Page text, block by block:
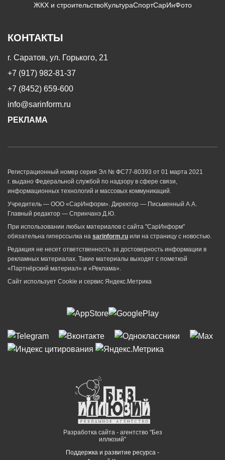
ЖКХ и строительствоКультураСпортСарИнФото
КОНТАКТЫ
г. Саратов, ул. Горького, 21
+7 (917) 982-81-37
+7 (8452) 659-600
info@sarinform.ru
РЕКЛАМА
Регистрационный номер серия Эл № ФС77-80393 от 01 марта 2021
г. выдано Федеральной службой по надзору в сфере связи,
информационных технологий и массовых коммуникаций.
Учредитель — ООО «СарИнформ». Директор — Письменный А.А.
Главный редактор — Спринчанэ Д.Ю.
При использовании любых материалов с сайта "СарИнформ"
обязательна гиперссылка на sarinform.ru или на страницу с новостью.
Редакция не несет ответственность за достоверность информации в
рекламных материалах. Такие материалы выходят с пометкой
«Партнёрский материал» и «Реклама».
Сайт использует Cookie и сервиc Яндекс.Метрика
Разработка сайта - агентство "Без
иллюзий"
Поддержка и развитие ресурса -